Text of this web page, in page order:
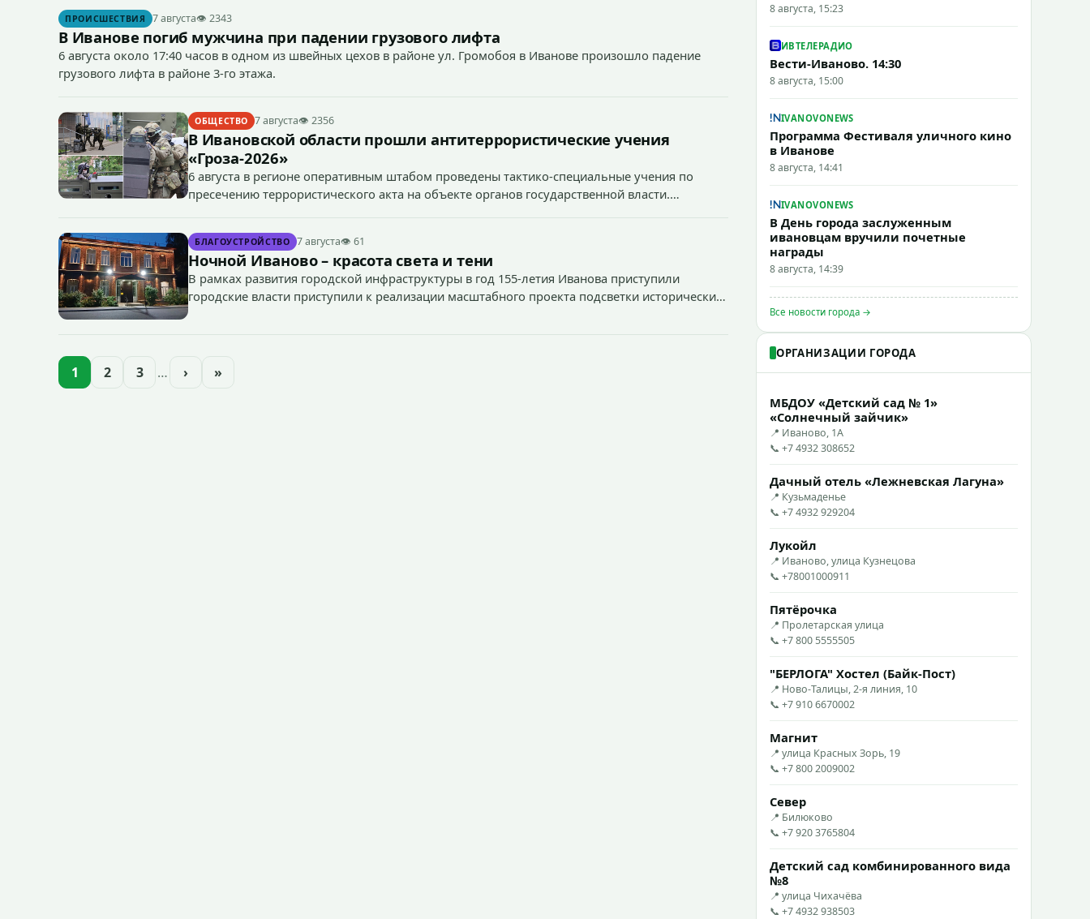
ПРОИСШЕСТВИЯ 7 августа👁 2343
В Иванове погиб мужчина при падении грузового лифта
6 августа около 17:40 часов в одном из швейных цехов в районе ул. Громобоя в Иванове произошло падение
грузового лифта в районе 3-го этажа.
ОБЩЕСТВО 7 августа👁 2356
В Ивановской области прошли антитеррористические учения
«Гроза-2026»
6 августа в регионе оперативным штабом проведены тактико-специальные учения по
пресечению террористического акта на объекте органов государственной власти.
БЛАГОУСТРОЙСТВО 7 августа👁 61
Ночной Иваново – красота света и тени
В рамках развития городской инфраструктуры в год 155-летия Иванова приступили
городские власти приступили к реализации масштабного проекта подсветки исторических
1 2 3 … › »
8 августа, 15:23
ИВТЕЛЕРАДИО
Вести-Иваново. 14:30
8 августа, 15:00
IVANOVONEWS
Программа Фестиваля уличного кино
в Иванове
8 августа, 14:41
IVANOVONEWS
В День города заслуженным
ивановцам вручили почетные
награды
8 августа, 14:39
Все новости города →
ОРГАНИЗАЦИИ ГОРОДА
МБДОУ «Детский сад № 1»
«Солнечный зайчик»
📍 Иваново, 1А
📞 +7 4932 308652
Дачный отель «Лежневская Лагуна»
📍 Кузьмаденье
📞 +7 4932 929204
Лукойл
📍 Иваново, улица Кузнецова
📞 +78001000911
Пятёрочка
📍 Пролетарская улица
📞 +7 800 5555505
"БЕРЛОГА" Хостел (Байк-Пост)
📍 Ново-Талицы, 2-я линия, 10
📞 +7 910 6670002
Магнит
📍 улица Красных Зорь, 19
📞 +7 800 2009002
Север
📍 Билюково
📞 +7 920 3765804
Детский сад комбинированного вида
№8
📍 улица Чихачёва
📞 +7 4932 938503